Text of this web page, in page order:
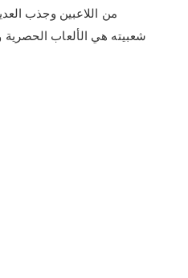
من اللاعبين وجذب
شعبيته هي الألعاب